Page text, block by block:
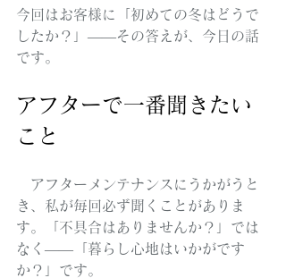
今回はお客様に「初めての冬はどうで
したか？」——その答えが、今日の話
です。
アフターで一番聞きたい
こと
アフターメンテナンスにうかがうと
き、私が毎回必ず聞くことがありま
す。「不具合はありませんか？」では
なく——「暮らし心地はいかがです
か？」です。